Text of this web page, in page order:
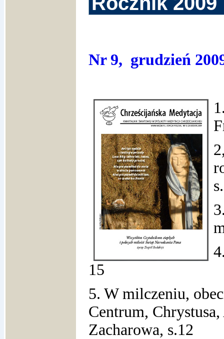
Nr 9, grudzień
15
5. W milczeniu,
Centrum,
Zacharowa, s.12